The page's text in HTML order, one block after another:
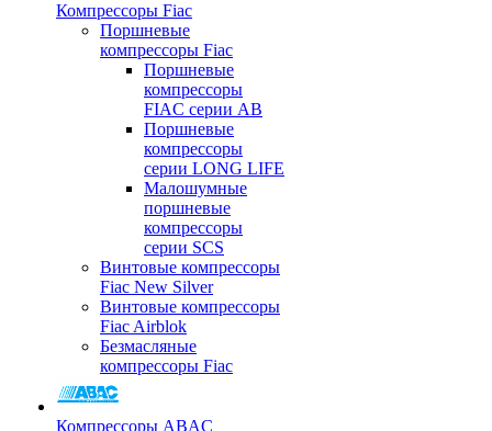
Компрессоры Fiac
Поршневые
компрессоры Fiac
Поршневые
компрессоры
FIAC серии AB
Поршневые
компрессоры
серии LONG LIFE
Малошумные
поршневые
компрессоры
серии SCS
Винтовые компрессоры
Fiac New Silver
Винтовые компрессоры
Fiac Airblok
Безмасляные
компрессоры Fiac
Компрессоры ABAC